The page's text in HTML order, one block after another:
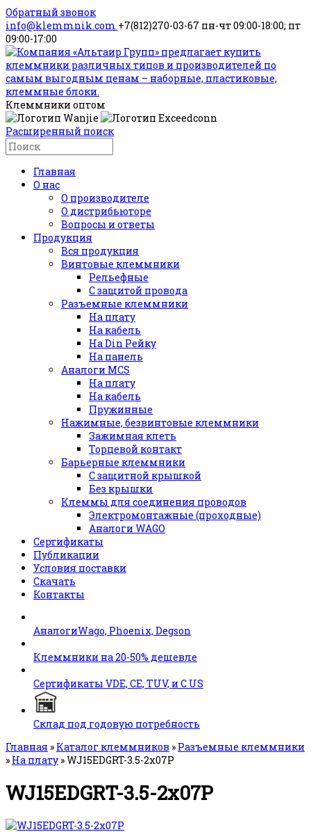
Обратный звонок
info@klemmnik.com +7(812)270-03-67 пн-чт 09:00-18:00; пт
09:00-17:00
Клеммники оптом
Расширенный поиск
Главная
О нас
О производителе
О дистрибьюторе
Вопросы и ответы
Продукция
Вся продукция
Винтовые клеммники
Рельефные
С защитой провода
Разъемные клеммники
На плату
На кабель
На Din Рейку
На панель
Аналоги MCS
На плату
На кабель
Пружинные
Нажимные, безвинтовые клеммники
Зажимная клеть
Торцевой контакт
Барьерные клеммники
С защитной крышкой
Без крышки
Клеммы для соединения проводов
Электромонтажные (проходные)
Аналоги WAGO
Сертификаты
Публикации
Условия поставки
Скачать
Контакты
АналогиWago, Phoenix, Degson
Клеммники на 20-50% дешевле
Сертификаты VDE, CE, TUV, и C US
Склад под годовую потребность
Главная » Каталог клеммников » Разъемные клеммники
» На плату »WJ15EDGRT-3.5-2x07P
WJ15EDGRT-3.5-2x07P